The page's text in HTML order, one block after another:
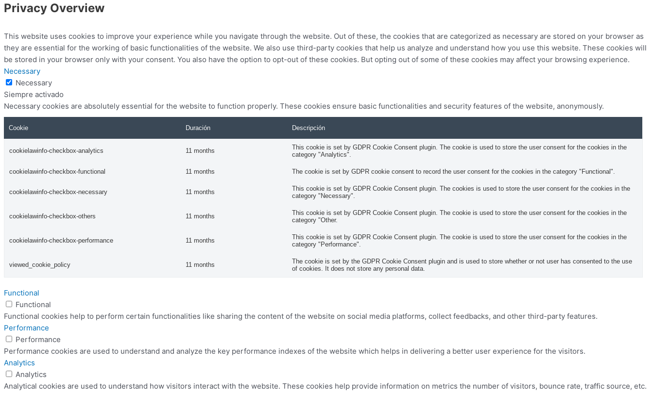
Privacy Overview
This website uses cookies to improve your experience while you navigate through the website. Out of these, the cookies that are categorized as necessary are stored on your browser as
they are essential for the working of basic functionalities of the website. We also use third-party cookies that help us analyze and understand how you use this website. These cookies will
be stored in your browser only with your consent. You also have the option to opt-out of these cookies. But opting out of some of these cookies may affect your browsing experience.
Necessary
Necessary
Siempre activado
Necessary cookies are absolutely essential for the website to function properly. These cookies ensure basic functionalities and security features of the website, anonymously.
Cookie Duración Descripción
cookielawinfo-checkbox-analytics 11 months
This cookie is set by GDPR Cookie Consent plugin. The cookie is used to store the user consent for the cookies in the
category "Analytics".
cookielawinfo-checkbox-functional 11 months The cookie is set by GDPR cookie consent to record the user consent for the cookies in the category "Functional".
cookielawinfo-checkbox-necessary 11 months
This cookie is set by GDPR Cookie Consent plugin. The cookies is used to store the user consent for the cookies in the
category "Necessary".
cookielawinfo-checkbox-others 11 months
This cookie is set by GDPR Cookie Consent plugin. The cookie is used to store the user consent for the cookies in the
category "Other.
cookielawinfo-checkbox-performance 11 months
This cookie is set by GDPR Cookie Consent plugin. The cookie is used to store the user consent for the cookies in the
category "Performance".
viewed_cookie_policy 11 months
The cookie is set by the GDPR Cookie Consent plugin and is used to store whether or not user has consented to the use
of cookies. It does not store any personal data.
Functional
Functional
Functional cookies help to perform certain functionalities like sharing the content of the website on social media platforms, collect feedbacks, and other third-party features.
Performance
Performance
Performance cookies are used to understand and analyze the key performance indexes of the website which helps in delivering a better user experience for the visitors.
Analytics
Analytics
Analytical cookies are used to understand how visitors interact with the website. These cookies help provide information on metrics the number of visitors, bounce rate, traffic source, etc.